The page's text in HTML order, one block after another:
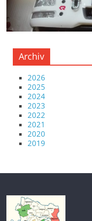
Archiv
2026
2025
2024
2023
2022
2021
2020
2019